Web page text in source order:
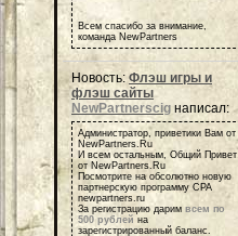
Всем спасибо за внимание,
команда NewPartners
Новость: Флэш игры и
флэш сайты
NewPartnerscig написал:
Администратор, приветики Вам от
NewPartners.Ru
И всем остальным, Общий Привет
от NewPartners.Ru
Посмотрите на обсолютно новую
партнерскую программу СРА
newpartners.ru
За регистрацию дарим всем по
500 рублей на
зарегистрированный баланс.